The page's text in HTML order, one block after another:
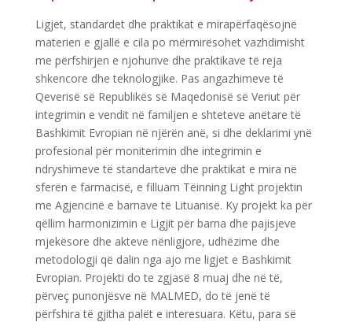
Ligjet, standardet dhe praktikat e mirapërfaqësojnë
materien e gjallë e cila po mërmirësohet vazhdimisht
me përfshirjen e njohurive dhe praktikave të reja
shkencore dhe teknologjike. Pas angazhimeve të
Qeverisë së Republikës së Maqedonisë së Veriut për
integrimin e vendit në familjen e shteteve anëtare të
Bashkimit Evropian në njërën anë, si dhe deklarimi ynë
profesional për moniterimin dhe integrimin e
ndryshimeve të standarteve dhe praktikat e mira në
sferën e farmacisë, e filluam Tëinning Light projektin
me Agjencinë e barnave të Lituanisë. Ky projekt ka për
qëllim harmonizimin e Ligjit për barna dhe pajisjeve
mjekësore dhe akteve nënligjore, udhëzime dhe
metodologji që dalin nga ajo me ligjet e Bashkimit
Evropian. Projekti do te zgjasë 8 muaj dhe në të,
përveç punonjësve në MALMED, do të jenë të
përfshira të gjitha palët e interesuara. Këtu, para së